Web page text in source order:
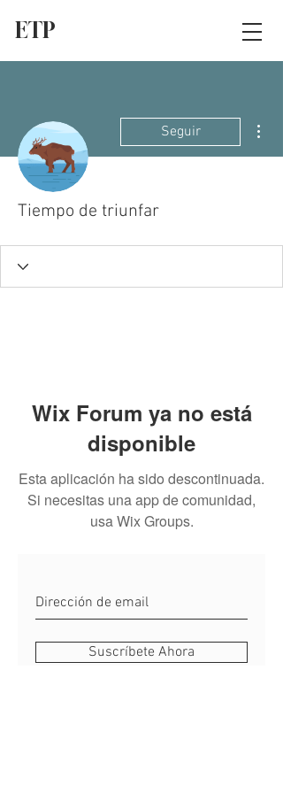
ETP
Seguir
Tiempo de triunfar
Wix Forum ya no está
disponible
Esta aplicación ha sido descontinuada.
Si necesitas una app de comunidad,
usa Wix Groups.
Suscríbete Ahora